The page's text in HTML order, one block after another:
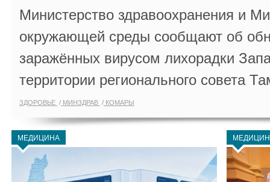
Министерство здравоохранения и
окружающей среды сообщают об
заражённых вирусом лихорадки
территории регионального совета
ЗДОРОВЬЕ МИНЗДРАВ КОМАРЫ
МЕДИЦИНА